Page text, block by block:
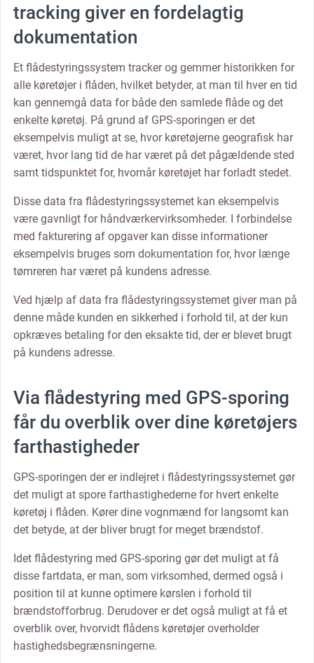
tracking giver en fordelagtig
dokumentation
Et flådestyringssystem tracker og gemmer historikken for
alle køretøjer i flåden, hvilket betyder, at man til hver en tid
kan gennemgå data for både den samlede flåde og det
enkelte køretøj. På grund af GPS-sporingen er det
eksempelvis muligt at se, hvor køretøjerne geografisk har
været, hvor lang tid de har været på det pågældende sted
samt tidspunktet for, hvornår køretøjet har forladt stedet.
Disse data fra flådestyringssystemet kan eksempelvis
være gavnligt for håndværkervirksomheder. I forbindelse
med fakturering af opgaver kan disse informationer
eksempelvis bruges som dokumentation for, hvor længe
tømreren har været på kundens adresse.
Ved hjælp af data fra flådestyringssystemet giver man på
denne måde kunden en sikkerhed i forhold til, at der kun
opkræves betaling for den eksakte tid, der er blevet brugt
på kundens adresse.
Via flådestyring med GPS-sporing
får du overblik over dine køretøjers
farthastigheder
GPS-sporingen der er indlejret i flådestyringssystemet gør
det muligt at spore farthastighederne for hvert enkelte
køretøj i flåden. Kører dine vognmænd for langsomt kan
det betyde, at der bliver brugt for meget brændstof.
Idet flådestyring med GPS-sporing gør det muligt at få
disse fartdata, er man, som virksomhed, dermed også i
position til at kunne optimere kørslen i forhold til
brændstofforbrug. Derudover er det også muligt at få et
overblik over, hvorvidt flådens køretøjer overholder
hastighedsbegrænsningerne.